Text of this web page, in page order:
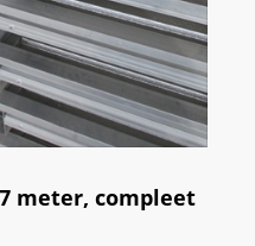
meter, compleet